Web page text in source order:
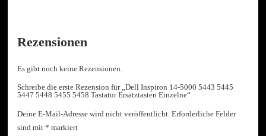
Rezensionen
Es gibt noch keine Rezensionen.
Schreibe die erste Rezension für „Dell Inspiron 14-5000 5443 5445
5447 5448 5455 5458 Tastatur Ersatztasten Einzelne“
Deine E-Mail-Adresse wird nicht veröffentlicht. Erforderliche Felder
sind mit* markiert